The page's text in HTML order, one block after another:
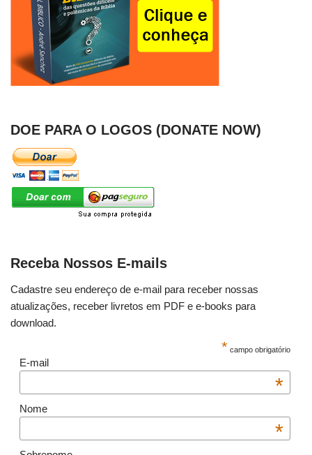
DOE PARA O LOGOS (DONATE NOW)
Receba Nossos E-mails
Cadastre seu endereço de e-mail para receber nossas
atualizações, receber livretos em PDF e e-books para
download.
* campo obrigatório
E-mail
*
Nome
*